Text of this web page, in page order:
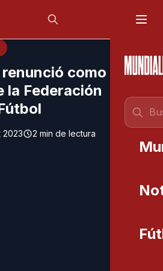
renunció como
la Federación
2023 2 min de lectura